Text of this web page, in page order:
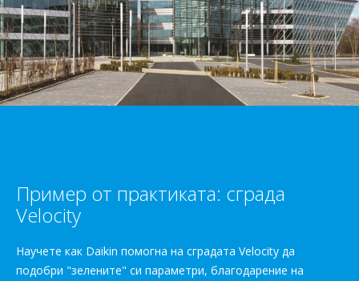
Пример от практиката: сграда
Velocity
Научете как Daikin помогна на сградата Velocity да
подобри "зелените" си параметри, благодарение на